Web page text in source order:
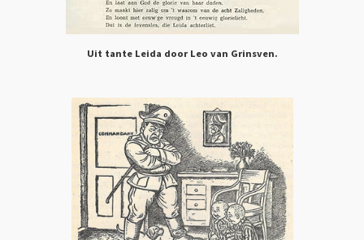
Uit tante Leida door Leo van Grinsven.